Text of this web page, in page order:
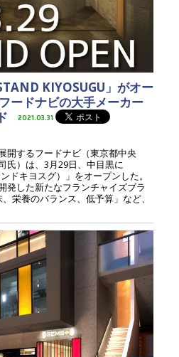
KIYOSUGU」がオー
ードナビの大手メーカー
2021.03.31
開するフードナビ（東京都中央
氏）は、3月29日、中目黒に
ドキヨスグ）」をオープンした。
発した新たなフランチャイズブラ
栄養のバランス、低予算」など、